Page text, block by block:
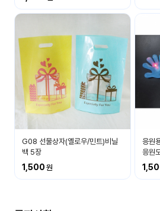
공지
사항
이벤
우리
들의
이야
후기
게시
G08 선물상자(옐로우/민트)비닐
백 5장
1,500
응원
응원